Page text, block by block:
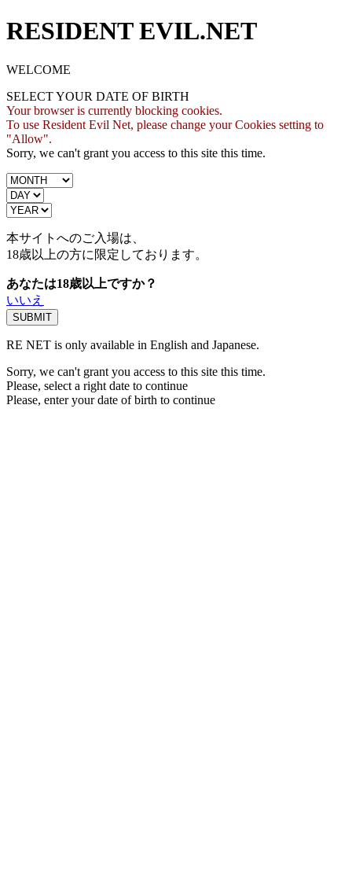
RESIDENT EVIL.NET
WELCOME
SELECT YOUR DATE OF BIRTH
Your browser is currently blocking cookies.
To use Resident Evil Net, please change your Cookies setting to
"Allow".
Sorry, we can't grant you access to this site this time.
本サイトへのご入場は、
18歳以上の方に限定しております。
あなたは18歳以上ですか？
いいえ
RE NET is only available in English and Japanese.
Sorry, we can't grant you access to this site this time.
Please, select a right date to continue
Please, enter your date of birth to continue